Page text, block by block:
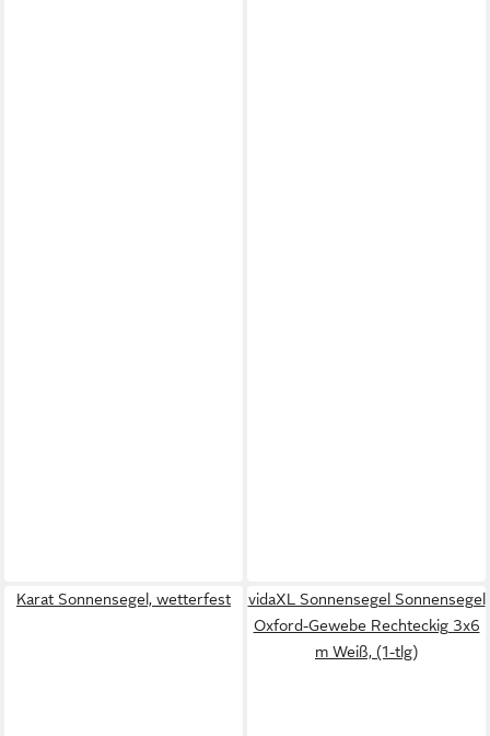
Karat Sonnensegel, wetterfest
vidaXL Sonnensegel Sonnensegel
Oxford-Gewebe Rechteckig 3x6
m Weiß, (1-tlg)